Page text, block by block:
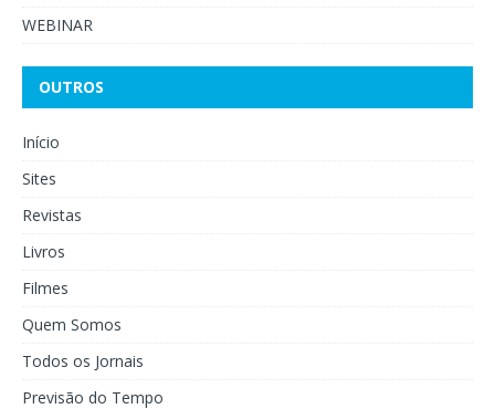
WEBINAR
OUTROS
Início
Sites
Revistas
Livros
Filmes
Quem Somos
Todos os Jornais
Previsão do Tempo